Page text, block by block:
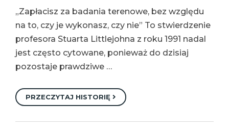
„Zapłacisz za badania terenowe, bez względu
na to, czy je wykonasz, czy nie” To stwierdzenie
profesora Stuarta Littlejohna z roku 1991 nadal
jest często cytowane, ponieważ do dzisiaj
pozostaje prawdziwe …
PRZECZYTAJ HISTORIĘ